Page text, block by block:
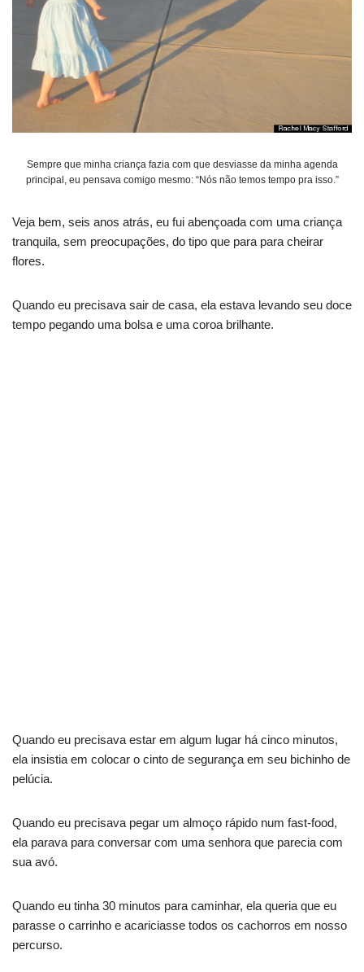
Sempre que minha criança fazia com que desviasse da minha agenda
principal, eu pensava comigo mesmo: “Nós não temos tempo pra isso.”
Veja bem, seis anos atrás, eu fui abençoada com uma criança
tranquila, sem preocupações, do tipo que para para cheirar
flores.
Quando eu precisava sair de casa, ela estava levando seu doce
tempo pegando uma bolsa e uma coroa brilhante.
Quando eu precisava estar em algum lugar há cinco minutos,
ela insistia em colocar o cinto de segurança em seu bichinho de
pelúcia.
Quando eu precisava pegar um almoço rápido num fast-food,
ela parava para conversar com uma senhora que parecia com
sua avó.
Quando eu tinha 30 minutos para caminhar, ela queria que eu
parasse o carrinho e acariciasse todos os cachorros em nosso
percurso.